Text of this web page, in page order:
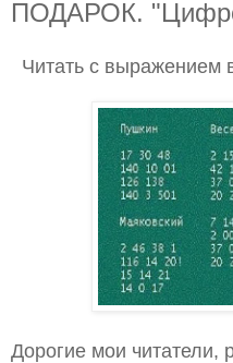
ПОДАРОК.
Читать с выражением
Дорогие мои читатели,